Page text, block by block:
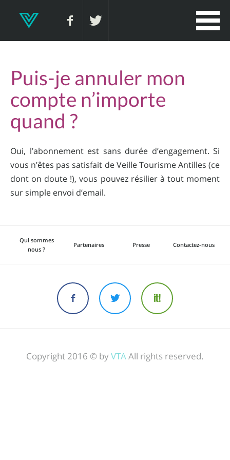
Puis-je annuler mon
compte n’importe
quand ?
Oui, l’abonnement est sans durée d’engagement. Si
vous n’êtes pas satisfait de Veille Tourisme Antilles (ce
dont on doute !), vous pouvez résilier à tout moment
sur simple envoi d’email.
Qui sommes
nous ?
Partenaires Presse Contactez-nous
Copyright 2016 © byVTAAll rights reserved.